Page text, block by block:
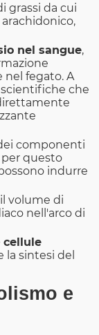
grassi da cui
nel sangue,
nel fegato. A
che
componenti
questo
indurre
volume di
nell'arco di
cellule
la sintesi del
e